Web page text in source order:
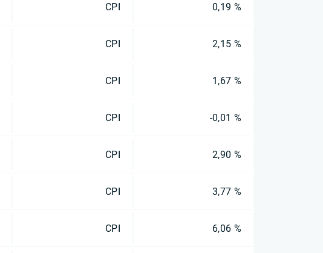
CPI 0,19 %
CPI 2,15 %
CPI 1,67 %
CPI -0,01 %
CPI 2,90 %
CPI 3,77 %
CPI 6,06 %